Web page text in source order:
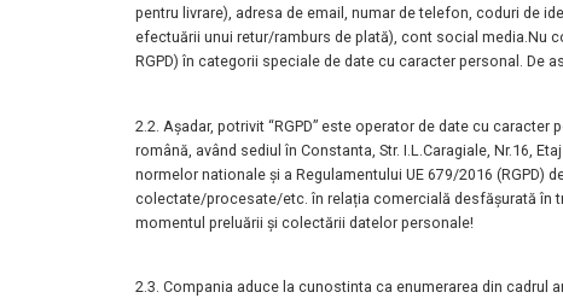
pentru livrare), adresa de email, numar de telefon, coduri de
efectuării unui retur/ramburs de plată), cont social media.Nu
RGPD) în categorii speciale de date cu caracter personal. De
2.2. Așadar, potrivit “RGPD” este operator de date cu
română, având sediul în Constanta, Str. I.L.Caragiale, Nr.16,
normelor nationale și a Regulamentului UE 679/2016 (RGPD)
colectate/procesate/etc. în relația comercială desfășurată în
momentul preluării și colectării datelor personale!
2.3. Compania aduce la cunostinta ca enumerarea din cadrul